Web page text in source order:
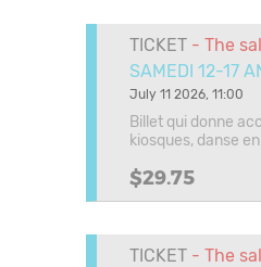
TICKET- The
SAMEDI 12-17
July 11 2026, 11:00
Billet qui donne
kiosques, danse
$29.75
TICKET- The